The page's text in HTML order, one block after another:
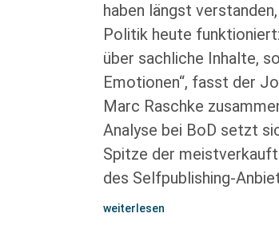
haben längst
Politik heute
über sachliche Inhalte,
Emotionen“, fasst der
Marc Raschke
Analyse bei BoD setzt
Spitze der
des Selfpublishing-
weiterlesen